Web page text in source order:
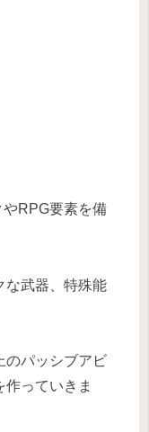
やRPG要素を備
な武器、特殊能
のパッシブアビ
作っていきま